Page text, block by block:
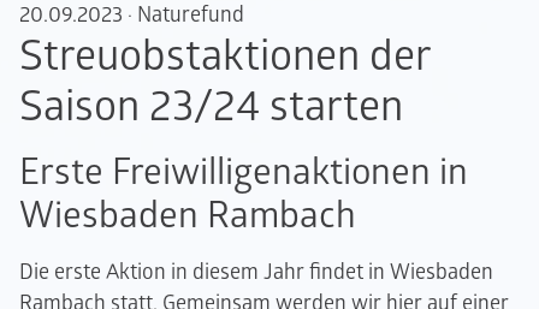
20.09.2023 · Naturefund
Streuobstaktionen der
Saison 23/24 starten
Erste Freiwilligenaktionen in
Wiesbaden Rambach
Die erste Aktion in diesem Jahr findet in Wiesbaden
Rambach statt. Gemeinsam werden wir hier auf einer